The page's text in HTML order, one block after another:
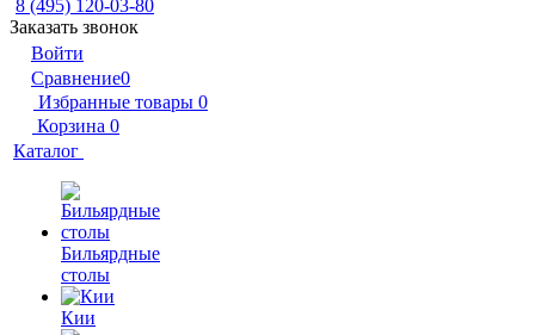
8 (495) 120-03-80
Заказать звонок
Войти
Сравнение0
Избранные товары 0
Корзина 0
Каталог
Бильярдные
столы
Кии